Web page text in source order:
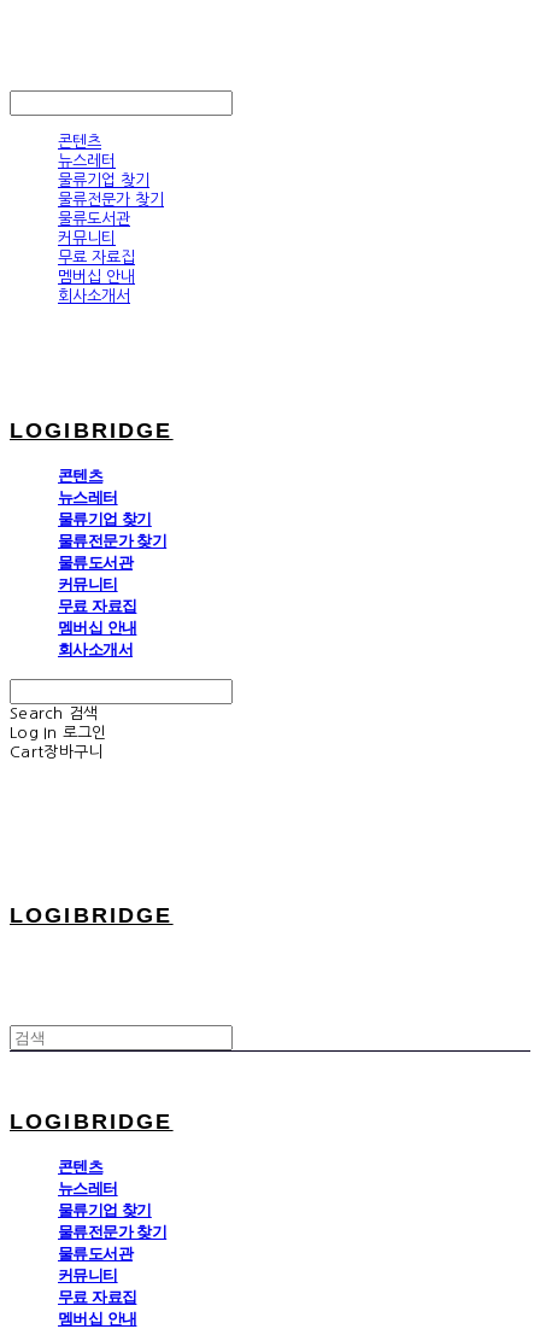
콘텐츠
뉴스레터
물류기업 찾기
물류전문가 찾기
물류도서관
커뮤니티
무료 자료집
멤버십 안내
회사소개서
LOGIBRIDGE
콘텐츠
뉴스레터
물류기업 찾기
물류전문가 찾기
물류도서관
커뮤니티
무료 자료집
멤버십 안내
회사소개서
Search
검색
Log In 로그인
Cart장바구니
LOGIBRIDGE
LOGIBRIDGE
콘텐츠
뉴스레터
물류기업 찾기
물류전문가 찾기
물류도서관
커뮤니티
무료 자료집
멤버십 안내